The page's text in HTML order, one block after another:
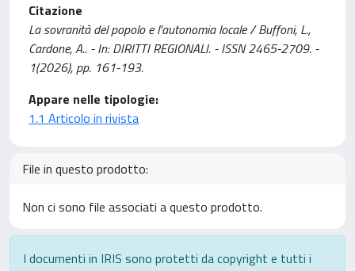
Citazione
La sovranità del popolo e l'autonomia locale / Buffoni, L.,
Cardone, A.. - In: DIRITTI REGIONALI. - ISSN 2465-2709. -
1(2026), pp. 161-193.
Appare nelle tipologie:
1.1 Articolo in rivista
File in questo prodotto:
Non ci sono file associati a questo prodotto.
I documenti in IRIS sono protetti da copyright e tutti i